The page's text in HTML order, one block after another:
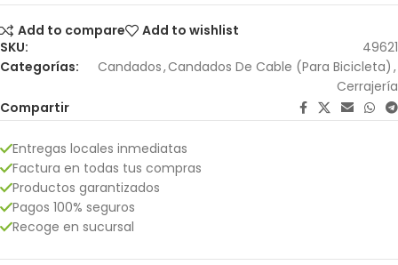
Add to compare
Add to wishlist
SKU:
49621
Categorías:
Candados,Candados De Cable (Para Bicicleta) ,
Cerrajería
Compartir
Entregas locales inmediatas
Factura en todas tus compras
Productos garantizados
Pagos 100% seguros
Recoge en sucursal